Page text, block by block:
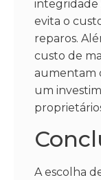
integridade
evita o
reparos.
custo de
aumentam
um
A escolha